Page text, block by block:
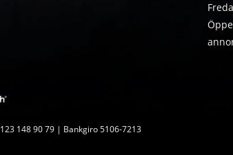
148 90 79 | Bankgiro 5106-7213